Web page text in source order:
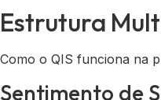
Estrutura
Como o QIS funciona na
Sentimento de